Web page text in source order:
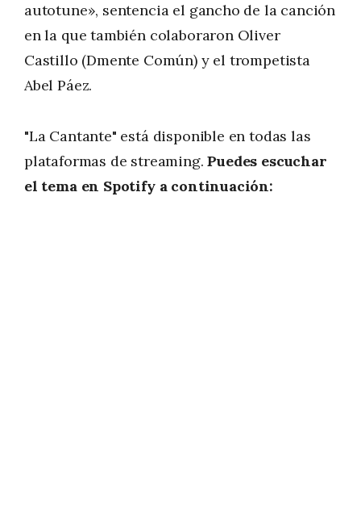
autotune», sentencia el gancho de la canción
en la que también colaboraron Oliver
Castillo (Dmente Común) y el trompetista
Abel Páez.
"La Cantante" está disponible en todas las
plataformas de streaming.Puedes escuchar
el tema en Spotify a continuación: